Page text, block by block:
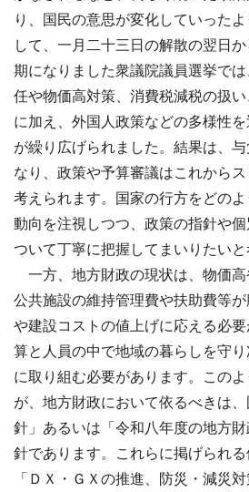
り、国民の意思が変化していった
して、一月二十三日の解散の翌日
期になりました衆議院議員選挙で
任や物価高対策、消費税減税の扱
に加え、外国人政策などの多様性
が繰り広げられました。結果は、
なり、政策や予算審議はこれから
考えられます。国家の行方をどの
動向を注視しつつ、政策の指針や
ついて丁寧に把握してまいりたいと
一方、地方財政の現状は、物価高
公共施設の維持管理費や扶助費等
や建設コストの値上げに応える必
算と人員の中で地域の暮らしを守
に取り組む必要があります。この
が、地方財政において依るべきは
針」あるいは「令和八年度の地方
針であります。これらに掲げられる
「ＤＸ・ＧＸの推進、防災・減災